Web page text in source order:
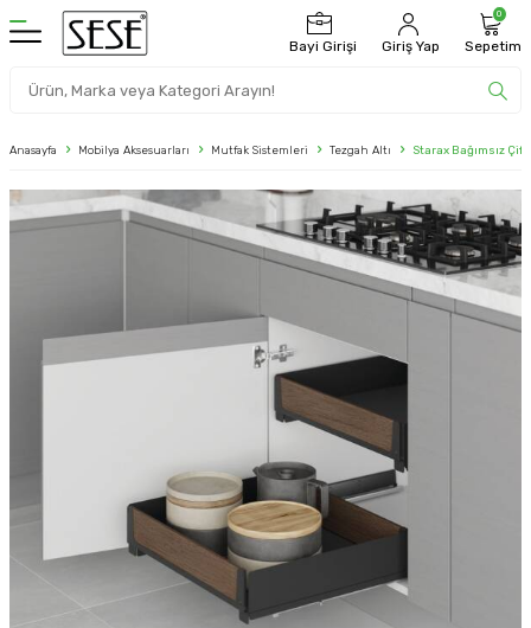
Bayi Girişi Giriş Yap
0
Sepetim
Anasayfa Mobilya Aksesuarları Mutfak Sistemleri Tezgah Altı Starax Bağımsız